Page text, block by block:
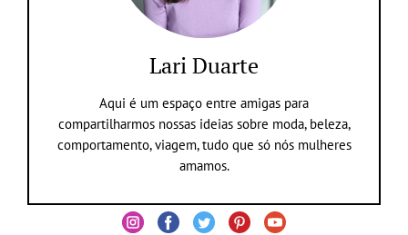
Lari Duarte
Aqui é um espaço entre amigas para
compartilharmos nossas ideias sobre moda, beleza,
comportamento, viagem, tudo que só nós mulheres
amamos.